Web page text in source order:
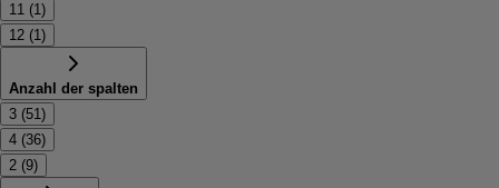
11 (1)
12 (1)
Anzahl der spalten
3 (51)
4 (36)
2 (9)